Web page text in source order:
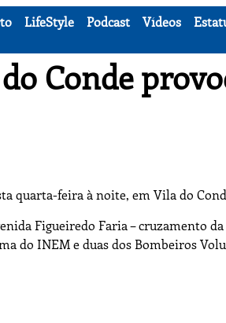
LifeStyle Podcast Vídeos
Conde
quarta-feira à noite, em Vila do
Figueiredo Faria – cruzamento
do INEM e duas dos Bombeiros